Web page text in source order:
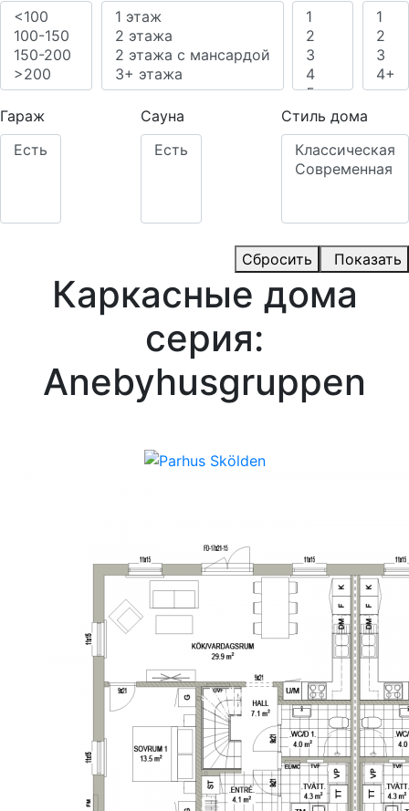
Гараж Сауна Стиль дома
Сбросить Показать
Каркасные дома
cерия:
Anebyhusgruppen